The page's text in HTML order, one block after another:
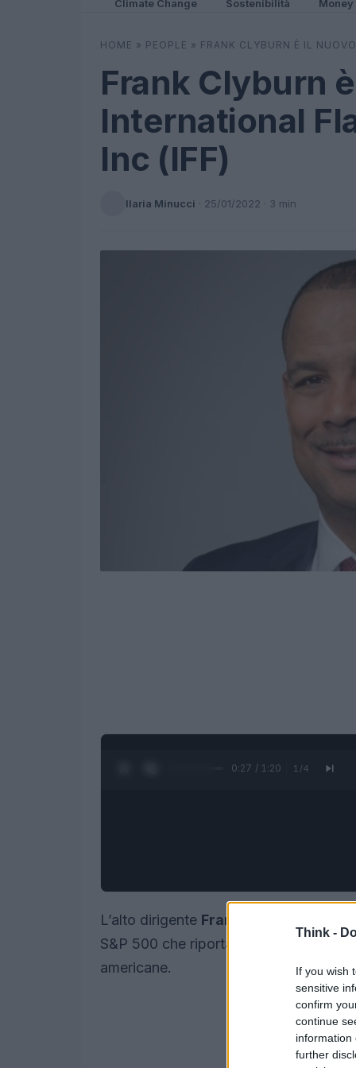
Think -
If you wish
sensitive
confirm
continue
information
further
Climate Change Sostenibilità Money
HOME » PEOPLE » FRANK CLYBURN È IL
Frank Clyburn
International
Inc (IFF)
Ilaria Minucci · 25/01/2022 · 3 min
0:28 / 1:20 1 /4
L’alto dirigente Frank Clyburn
S&P 500 che riporta l’esiguo numero di
americane.